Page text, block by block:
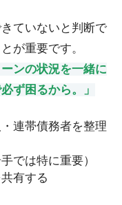
ていないと判断で
が重要です。
ンの状況を一緒に
ず困るから。」
連帯債務者を整理
では特に重要）
有する